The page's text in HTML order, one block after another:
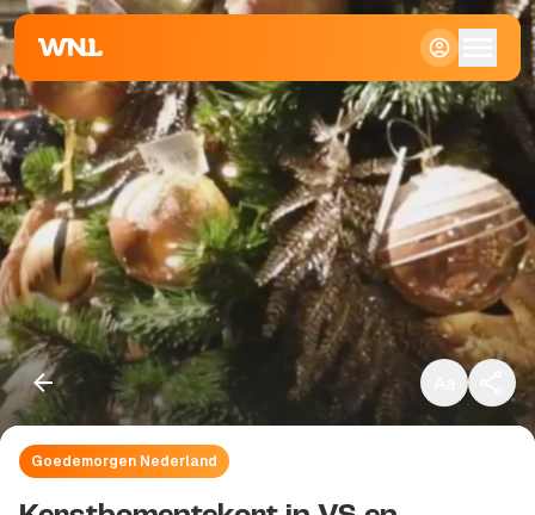
Klein
Standaard
Groot
Goedemorgen Nederland